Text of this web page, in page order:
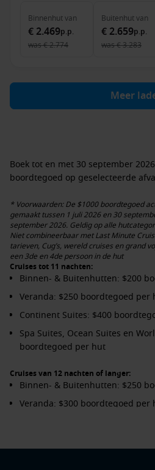
Binnenhutvan
€ 2.469p.p.
was€ 2.774
Buitenhutvan
€ 2.659p.p.
was€ 3.283
Meer
Boek tot en met 30 september
boordtegoed op geselecteerde
* Voorwaarden: De $1000 boordtegoed
gemaakt tussen 1 juli 2026 en 30
september 2026. Geldig op alle
Niet combineerbaar met Last Minute
tarieven, Cug’s, wereld cruises en grand
een 3de en 4de persoon in de hut
Cruises tot 11 nachten:
Binnen- & Buitenhutten: $200
Veranda: $250 boordtegoed per
Continent Suites: $400
Spa Suites, Ocean Suites en
boordtegoed per hut
Cruises van 12 nachten of langer:
Binnen- & Buitenhutten: $250
Veranda: $300 boordtegoed per